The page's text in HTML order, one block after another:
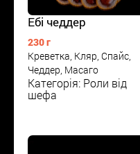
Ебі чеддер
230 г
Креветка, Кляр, Спайс,
Чеддер, Масаго
Категорія: Роли від
шефа